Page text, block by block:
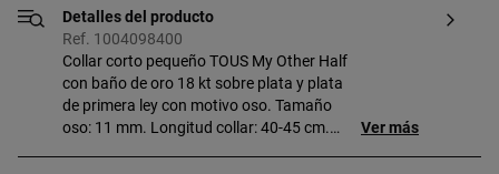
Detalles del producto
Ref. 1004098400
Collar corto pequeño TOUS My Other Half
con baño de oro 18 kt sobre plata y plata
de primera ley con motivo oso. Tamaño
oso: 11 mm. Longitud collar: 40-45 cm.
Ver más